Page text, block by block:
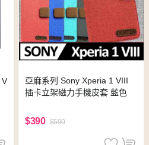
V
亞麻系列 Sony Xperia 1 VIII
插卡立架磁力手機皮套 藍色
$390 $590